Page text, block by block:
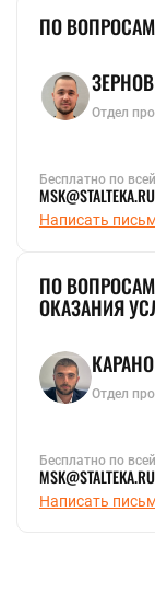
ПО
Отдел
Бесплатно по
MSK@STALTEKA.RU
Написать
ПО ВОПРОСАМ
ОКАЗАНИЯ
Отдел
Бесплатно по
MSK@STALTEKA.RU
Написать